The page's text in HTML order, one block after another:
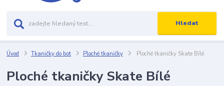
Hledat
Úvod Tkaničky do bot Ploché tkaničky Ploché tkaničky Skate Bílé
Ploché tkaničky Skate Bílé